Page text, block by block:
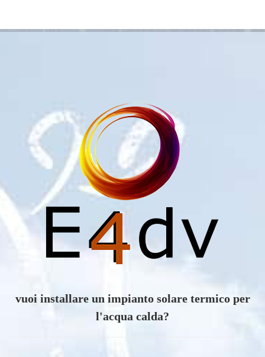
vuoi scoprire i vantaggi di un impianto eolico?